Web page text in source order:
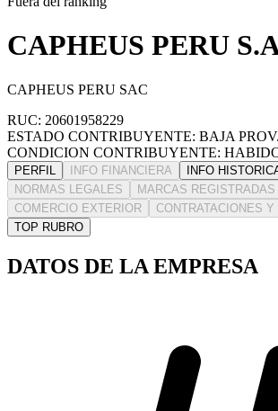
CAPHEUS PERU
CAPHEUS PERU SAC
RUC: 20601958229
ESTADO CONTRIBUYENTE: BAJA
CONDICION CONTRIBUYENTE:
PERFIL INFO FINANCIERA
INFO
NORMAS LEGALES
MARCAS REGISTRADAS
COMERCIO EXTERIOR
CONTRATACIONES
TOP RUBRO
DATOS DE LA EMPRESA